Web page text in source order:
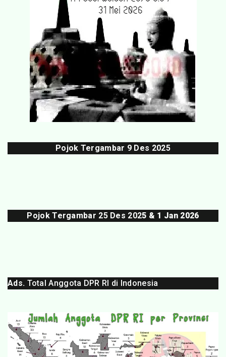
Pojok Tergambar 9 Des 2025
Pojok Tergambar 25 Des 2025 & 1 Jan 2026
Ads. Total Anggota DPR RI di Indonesia